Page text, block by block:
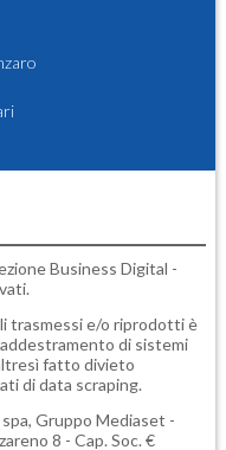
Business Digital -
trasmessi e/o riprodotti è
di sistemi
fatto divieto
di data scraping.
Gruppo Mediaset -
8 - Cap. Soc. €